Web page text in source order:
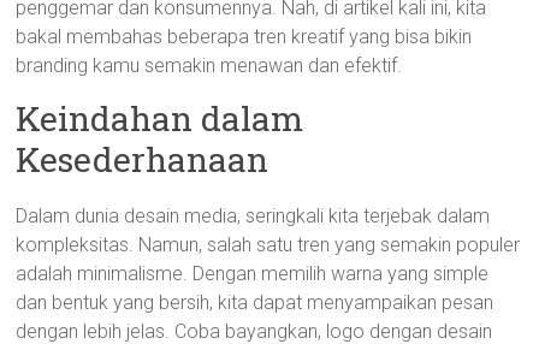
penggemar dan konsumennya. Nah, di artikel kali ini, kita
bakal membahas beberapa tren kreatif yang bisa bikin
branding kamu semakin menawan dan efektif.
Keindahan dalam
Kesederhanaan
Dalam dunia desain media, seringkali kita terjebak dalam
kompleksitas. Namun, salah satu tren yang semakin populer
adalah minimalisme. Dengan memilih warna yang simple
dan bentuk yang bersih, kita dapat menyampaikan pesan
dengan lebih jelas. Coba bayangkan, logo dengan desain